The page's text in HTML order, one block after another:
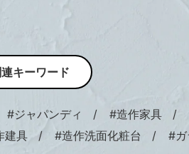
キーワード
#ジャパンディ #造作家具
建具 #造作洗面化粧台 #